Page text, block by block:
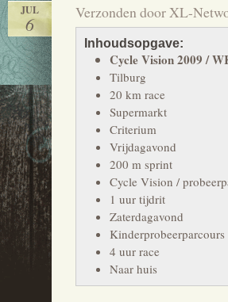
JUL
6 Verzonden door XL-
Inhoudsopgave:
Cycle Vision 2009 /
Tilburg
20 km race
Supermarkt
Criterium
Vrijdagavond
200 m sprint
Cycle Vision /
1 uur tijdrit
Zaterdagavond
Kinderprobeerparcours
4 uur race
Naar huis